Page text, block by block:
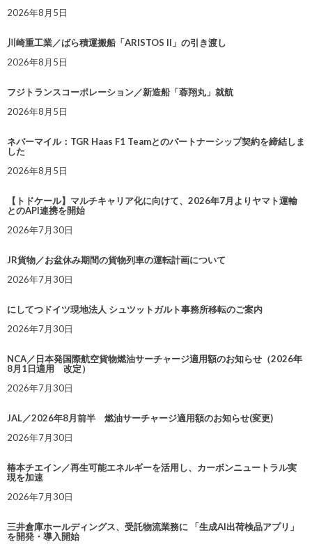
2026年8月5日
川崎重工業／ばら積運搬船「ARISTOS II」の引き渡し
2026年8月5日
フジトランスコーポレーション／新造船「蓉翔丸」就航
2026年8月5日
ネバーマイル：TGR Haas F1 Teamとのパートナーシップ契約を締結しま
した
2026年8月5日
【トドケール】マルチキャリア化に向けて、2026年7月よりヤマト運輸
とのAPI連携を開始
2026年7月30日
JR貨物／お盆休み期間の貨物列車の運転計画について
2026年7月30日
にしてつドイツ現地法人 シュツットガルト事務所移転のご案内
2026年7月30日
NCA／日本発国際航空貨物燃油サーチャージ適用額のお知らせ（2026年
8月1日適用 改定）
2026年7月30日
JAL／2026年8月前半 燃油サーチャージ適用額のお知らせ(変更)
2026年7月30日
椿本チエイン／再生可能エネルギーを活用し、カーボンニュートラル実
現を加速
2026年7月30日
三井倉庫ホールディングス、受託物流業務に 「生成AI出荷検品アプリ」
を開発・導入開始